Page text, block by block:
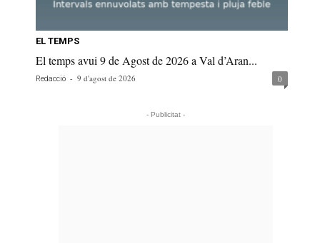
EL TEMPS
El temps avui 9 de Agost de 2026 a Val d’Aran...
Redacció - 9 d'agost de 2026 0
- Publicitat -